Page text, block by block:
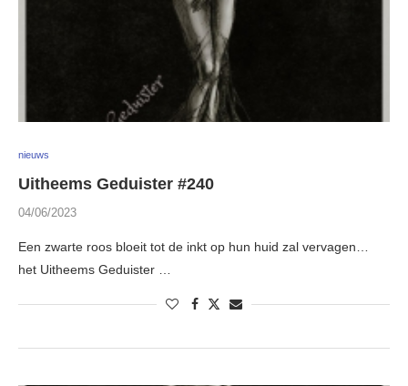
nieuws
Uitheems Geduister #240
04/06/2023
Een zwarte roos bloeit tot de inkt op hun huid zal vervagen…
het Uitheems Geduister …